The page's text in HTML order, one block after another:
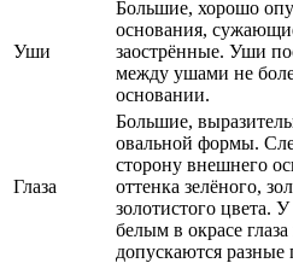
Уши
Большие, хорошо
основания,
заострённые. Уши
между ушами не
основании.
Глаза
Большие,
овальной формы.
сторону внешнего
оттенка зелёного,
золотистого цвета.
белым в окрасе
допускаются разные